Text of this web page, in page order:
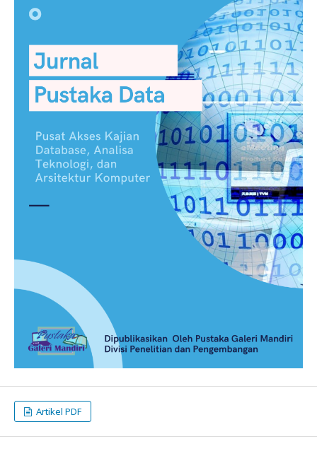
Artikel PDF